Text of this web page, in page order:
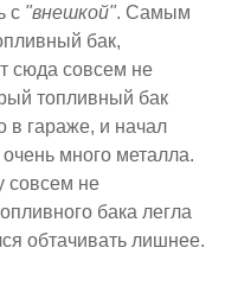
с "внешкой". Самым
бак,
сюда совсем не
топливный бак
в гараже, и начал
много металла.
совсем не
бака легла
обтачивать лишнее.